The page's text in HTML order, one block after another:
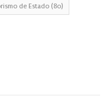
de Estado (80)